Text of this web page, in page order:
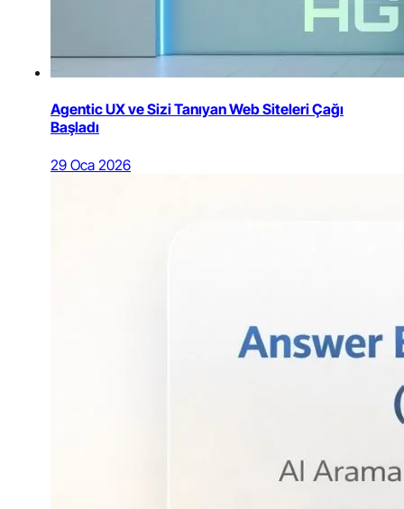
Agentic UX ve Sizi Tanıyan Web Siteleri Çağı
Başladı
29 Oca 2026